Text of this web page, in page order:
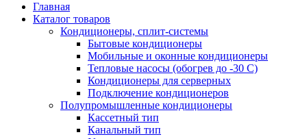
Главная
Каталог товаров
Кондиционеры, сплит-системы
Бытовые кондиционеры
Мобильные и оконные кондиционеры
Тепловые насосы (обогрев до -30 C)
Кондиционеры для серверных
Подключение кондиционеров
Полупромышленные кондиционеры
Кассетный тип
Канальный тип